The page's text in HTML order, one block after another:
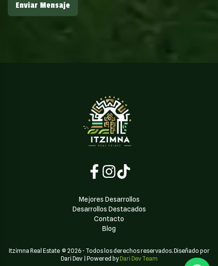
Enviar Mensaje
Mejores Desarrollos
Desarrollos Destacados
Contacto
Blog
Itzimna Real Estate© 2026- Todos los derechos reservados. Diseñado por
Dari Dev| Powered by Dari Dev Team